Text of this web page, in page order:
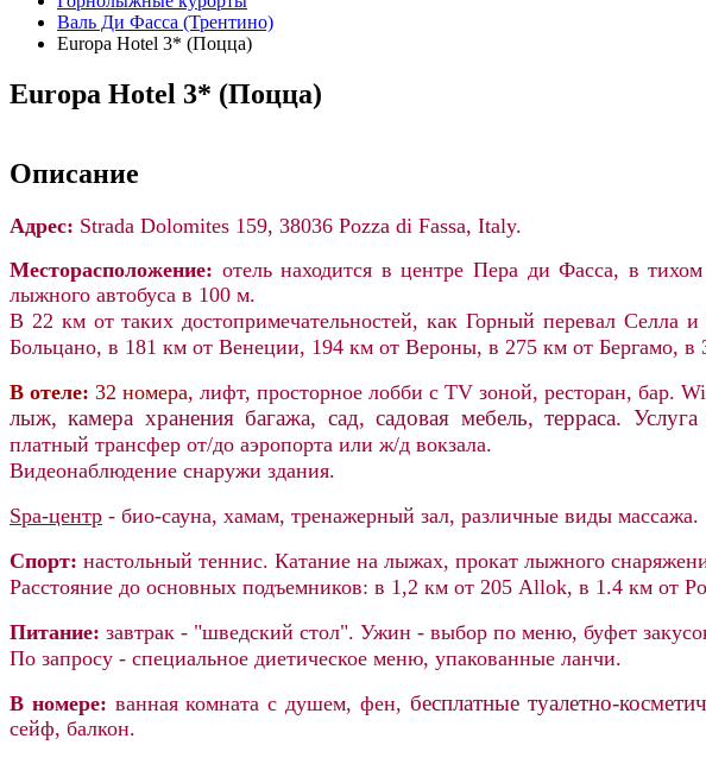
Валь Ди Фасса (Трентино)
Europa Hotel 3* (Поцца)
Europa Hotel 3* (Поцца)
Описание
Адрес: Strada Dolomites 159, 38036 Pozza di Fassa, Italy.
Месторасположение: отель находится в центре Пера ди Фасса, в
лыжного автобуса в 100 м.
В 22 км от таких достопримечательностей, как Горный перевал Селла
Больцано, в 181 км от Венеции, 194 км от Вероны, в 275 км от Бергамо,
В отеле: 32 номера, лифт, просторное лобби с TV зоной, ресторан, бар.
лыж, камера хранения багажа, сад, садовая мебель, терраса.
платный трансфер от/до аэропорта или ж/д вокзала.
Видеонаблюдение снаружи здания.
Spa-центр - био-сауна, хамам, тренажерный зал, различные виды массажа.
Спорт: настольный теннис. Катание на лыжах, прокат лыжного
Расстояние до основных подъемников: в 1,2 км от 205 Allok, в 1.4 км от
Питание: завтрак - "шведский стол". Ужин - выбор по меню, буфет
По запросу - специальное диетическое меню, упакованные ланчи.
В номере: ванная комната с душем, фен, бесплатные туалетно-
сейф, балкон.